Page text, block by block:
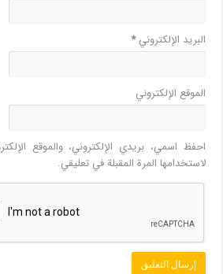
البريد الإلكتروني*
الموقع الإلكتروني
احفظ اسمي، بريدي الإلكتروني، والموقع
لاستخدامها المرة المقبلة في تعليقي.